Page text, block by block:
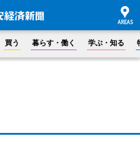
買う 暮らす・働く 学ぶ・知る